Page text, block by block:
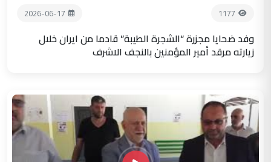
1177
2026-06-17
وفد ضحايا مجزرة “الشجرة الطيبة” قادما من ايران خلال
زيارته مرقد أمير المؤمنين بالنجف الاشرف